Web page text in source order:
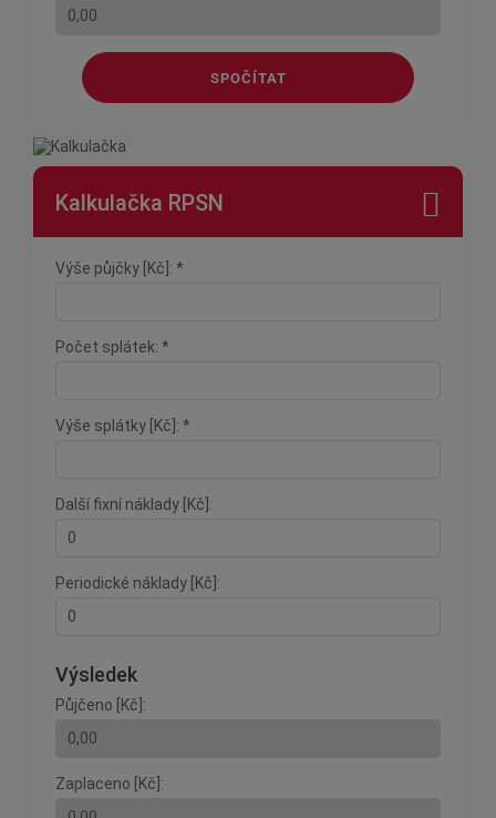
SPOČÍTAT
Kalkulačka RPSN
Výše půjčky [Kč]: *
Počet splátek: *
Výše splátky [Kč]: *
Další fixní náklady [Kč]:
Periodické náklady [Kč]:
Výsledek
Půjčeno [Kč]:
Zaplaceno [Kč]: